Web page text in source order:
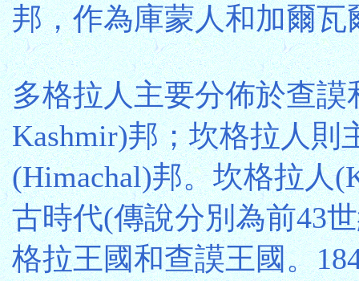
邦，作為庫蒙人和加爾
多格拉人主要分佈於查謨
Kashmir)邦；坎格拉人則
(Himachal)邦。坎格拉人
古時代(傳說分別為前43
格拉王國和查謨王國。